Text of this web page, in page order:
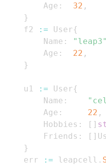
        Age
: 32 ,
}
    f2
:= User{
        Name
: "leap3"
        Age
: 22 ,
}
    u1
:= User{
        Name
:
        Age
: 22 ,
        Hobbies
: [ ]
        Friends
: [ ]
}
    err
:= leapcell .